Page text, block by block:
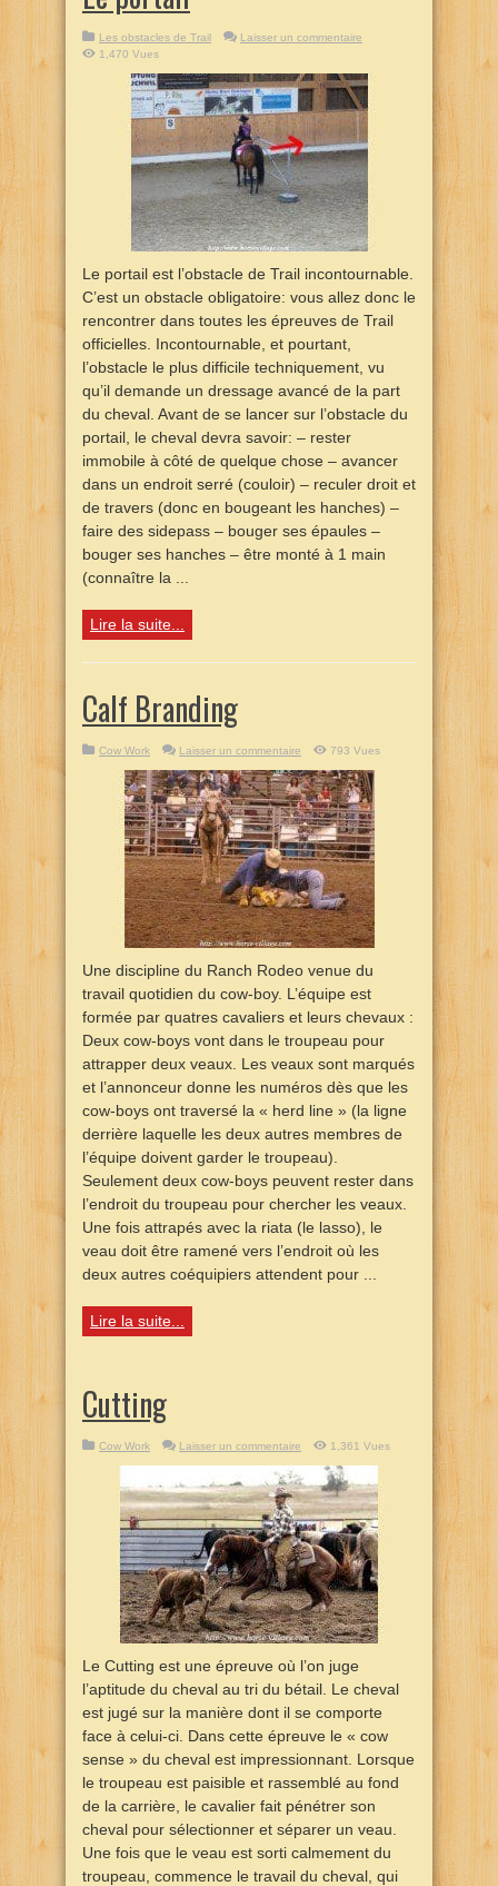
Les obstacles de Trail
Laisser un commentaire
1,470 Vues
Le portail est l’obstacle de Trail incontournable.
C’est un obstacle obligatoire: vous allez donc le
rencontrer dans toutes les épreuves de Trail
officielles. Incontournable, et pourtant,
l’obstacle le plus difficile techniquement, vu
qu’il demande un dressage avancé de la part
du cheval. Avant de se lancer sur l’obstacle du
portail, le cheval devra savoir: – rester
immobile à côté de quelque chose – avancer
dans un endroit serré (couloir) – reculer droit et
de travers (donc en bougeant les hanches) –
faire des sidepass – bouger ses épaules –
bouger ses hanches – être monté à 1 main
(connaître la ...
Lire la suite...
Calf Branding
Cow Work Laisser un commentaire 793 Vues
Une discipline du Ranch Rodeo venue du
travail quotidien du cow-boy. L’équipe est
formée par quatres cavaliers et leurs chevaux :
Deux cow-boys vont dans le troupeau pour
attrapper deux veaux. Les veaux sont marqués
et l’annonceur donne les numéros dès que les
cow-boys ont traversé la « herd line » (la ligne
derrière laquelle les deux autres membres de
l’équipe doivent garder le troupeau).
Seulement deux cow-boys peuvent rester dans
l’endroit du troupeau pour chercher les veaux.
Une fois attrapés avec la riata (le lasso), le
veau doit être ramené vers l’endroit où les
deux autres coéquipiers attendent pour ...
Lire la suite...
Cutting
Cow Work Laisser un commentaire 1,361 Vues
Le Cutting est une épreuve où l’on juge
l’aptitude du cheval au tri du bétail. Le cheval
est jugé sur la manière dont il se comporte
face à celui-ci. Dans cette épreuve le « cow
sense » du cheval est impressionnant. Lorsque
le troupeau est paisible et rassemblé au fond
de la carrière, le cavalier fait pénétrer son
cheval pour sélectionner et séparer un veau.
Une fois que le veau est sorti calmement du
troupeau, commence le travail du cheval, qui